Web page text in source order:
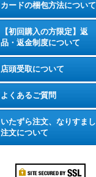
カードの梱包方法について
【初回購入の方限定】返
品・返金制度について
店頭受取について
よくあるご質問
いたずら注文、なりすまし
注文について